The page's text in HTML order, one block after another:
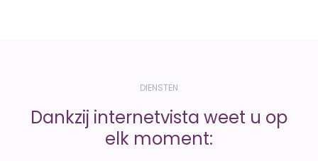
DIENSTEN
Dankzij internetvista weet u op
elk moment: